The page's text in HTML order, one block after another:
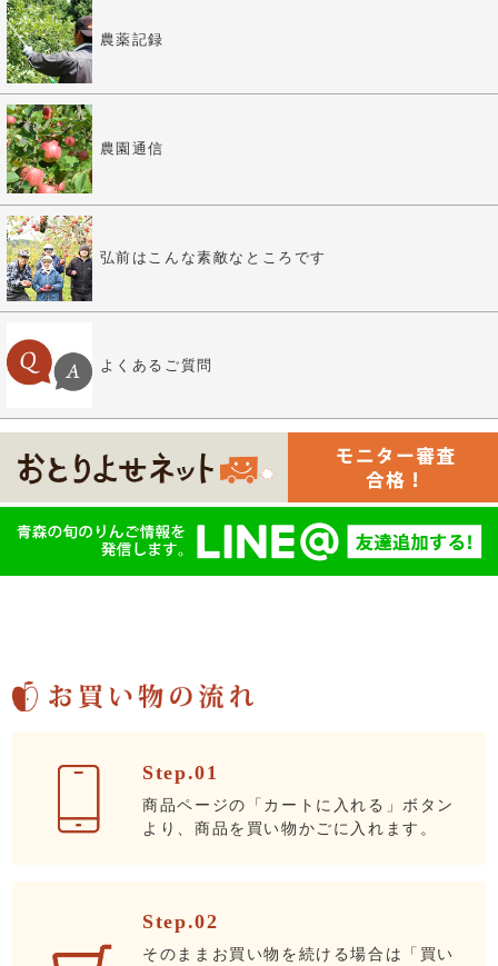
農薬記録
農園通信
弘前はこんな素敵なところです
よくあるご質問
Step.01
商品ページの「カートに入れる」ボタン
より、商品を買い物かごに入れます。
Step.02
そのままお買い物を続ける場合は「買い